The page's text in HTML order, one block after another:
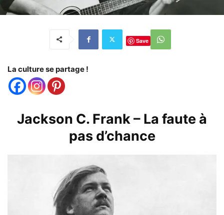
Save
La culture se partage !
Jackson C. Frank – La faute à
pas d’chance